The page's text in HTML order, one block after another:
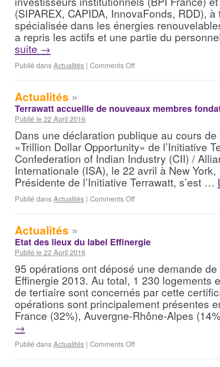
(SIPAREX, CAPIDA, InnovaFonds, RDD),
spécialisée dans les énergies
a repris les actifs et une partie du
suite →
Publié dansActualités | Comments Off
Actualités »
Terrawatt accueille de nouveaux membres
Publié le 22 April 2016
Dans une déclaration publique au cours
«Trillion Dollar Opportunity» de l’Initiative
Confederation of Indian Industry (CII) /
Internationale (ISA), le 22 avril à New
Présidente de l’Initiative Terrawatt, s’est …
Publié dansActualités | Comments Off
Actualités »
Etat des lieux du label Effinergie
Publié le 22 April 2016
95 opérations ont déposé une demande
Effinergie 2013. Au total, 1 230 logements
de tertiaire sont concernés par cette
opérations sont principalement présentes
France (32%), Auvergne-Rhône-Alpes
→
Publié dansActualités | Comments Off